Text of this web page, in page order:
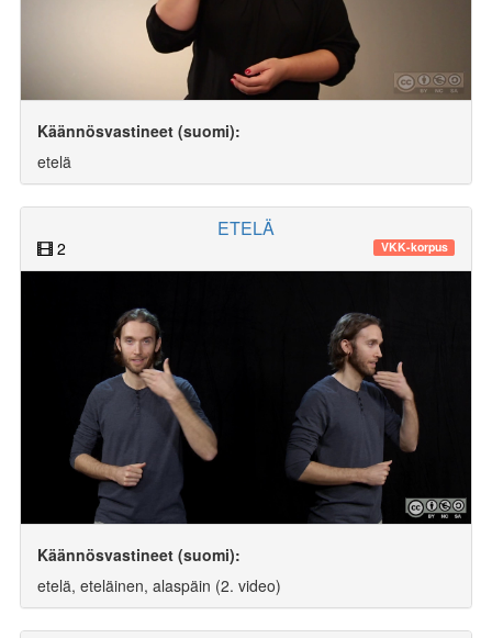
Käännösvastineet (suomi):
etelä
ETELÄ
2 VKK-korpus
Käännösvastineet (suomi):
etelä, eteläinen, alaspäin (2. video)